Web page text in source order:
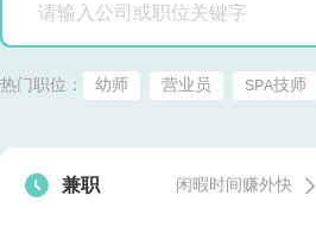
热门职位： 幼师 营业员 SPA技师
 兼职 闲暇时间赚外快 